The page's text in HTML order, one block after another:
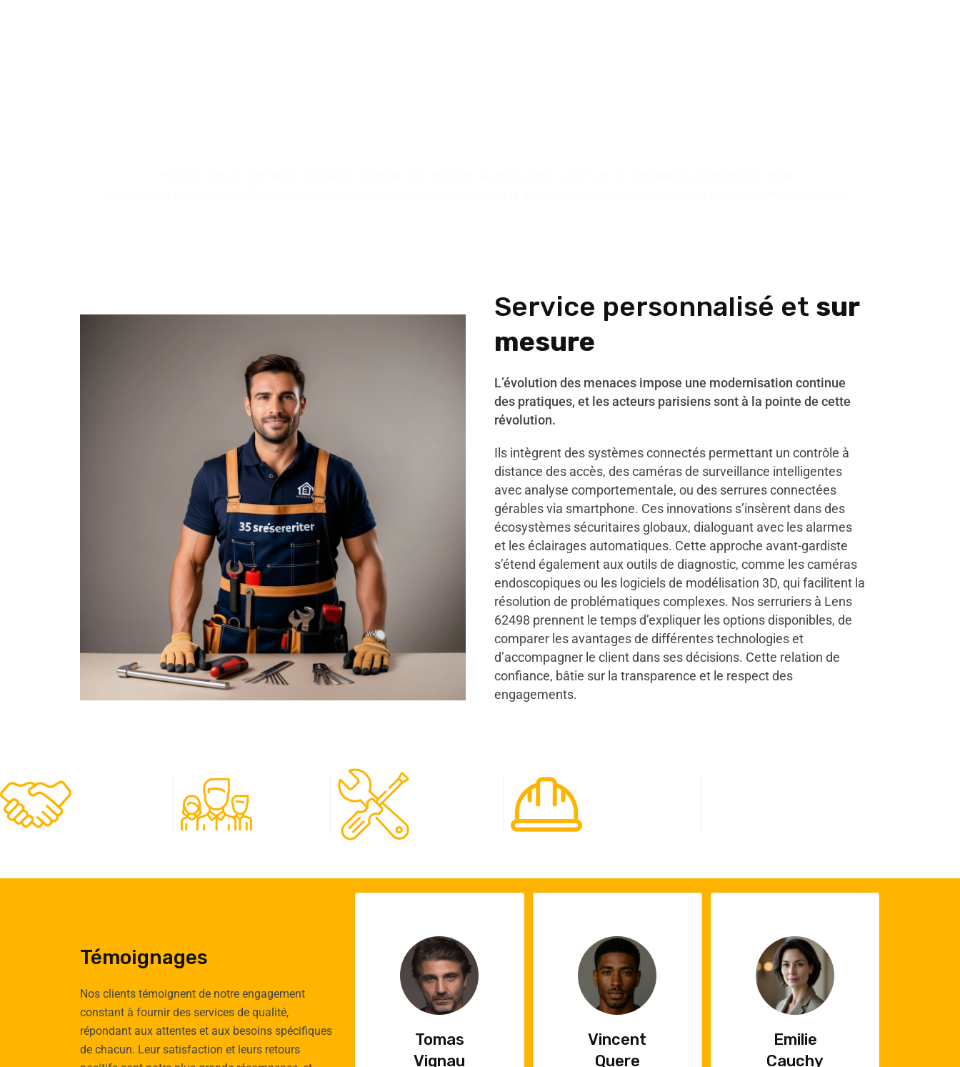
Service personnalisé et sur
mesure
L’évolution des menaces impose une modernisation continue
des pratiques, et les acteurs parisiens sont à la pointe de cette
révolution.
Ils intègrent des systèmes connectés permettant un contrôle à
distance des accès, des caméras de surveillance intelligentes
avec analyse comportementale, ou des serrures connectées
gérables via smartphone. Ces innovations s’insèrent dans des
écosystèmes sécuritaires globaux, dialoguant avec les alarmes
et les éclairages automatiques. Cette approche avant-gardiste
s’étend également aux outils de diagnostic, comme les caméras
endoscopiques ou les logiciels de modélisation 3D, qui facilitent la
résolution de problématiques complexes. Nos serruriers à Lens
62498 prennent le temps d’expliquer les options disponibles, de
comparer les avantages de différentes technologies et
d’accompagner le client dans ses décisions. Cette relation de
confiance, bâtie sur la transparence et le respect des
engagements.
Témoignages
Nos clients témoignent de notre engagement
constant à fournir des services de qualité,
répondant aux attentes et aux besoins spécifiques
de chacun. Leur satisfaction et leurs retours
Emilie
Cauchy
Tomas
Vignau
Vincent
Quere
Emilie
Cauchy
Tomas
Vignau